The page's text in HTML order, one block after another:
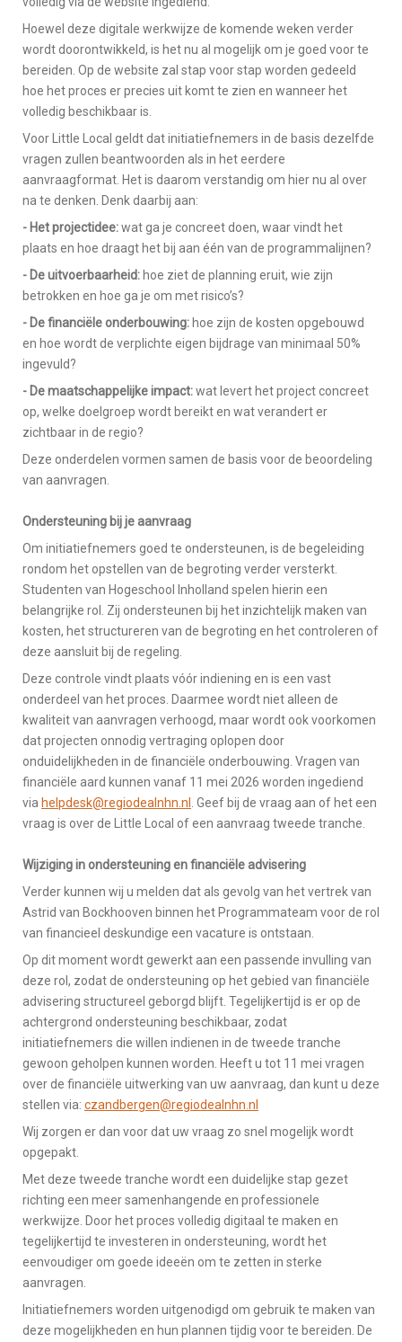
Hoewel deze digitale werkwijze de komende weken verder
wordt doorontwikkeld, is het nu al mogelijk om je goed voor te
bereiden. Op de website zal stap voor stap worden gedeeld
hoe het proces er precies uit komt te zien en wanneer het
volledig beschikbaar is.
Voor Little Local geldt dat initiatiefnemers in de basis dezelfde
vragen zullen beantwoorden als in het eerdere
aanvraagformat. Het is daarom verstandig om hier nu al over
na te denken. Denk daarbij aan:
- Het projectidee:wat ga je concreet doen, waar vindt het
plaats en hoe draagt het bij aan één van de programmalijnen?
- De uitvoerbaarheid:hoe ziet de planning eruit, wie zijn
betrokken en hoe ga je om met risico’s?
- De financiële onderbouwing:hoe zijn de kosten opgebouwd
en hoe wordt de verplichte eigen bijdrage van minimaal 50%
ingevuld?
- De maatschappelijke impact:wat levert het project concreet
op, welke doelgroep wordt bereikt en wat verandert er
zichtbaar in de regio?
Deze onderdelen vormen samen de basis voor de beoordeling
van aanvragen.
Ondersteuning bij je aanvraag
Om initiatiefnemers goed te ondersteunen, is de begeleiding
rondom het opstellen van de begroting verder versterkt.
Studenten van Hogeschool Inholland spelen hierin een
belangrijke rol. Zij ondersteunen bij het inzichtelijk maken van
kosten, het structureren van de begroting en het controleren of
deze aansluit bij de regeling.
Deze controle vindt plaats vóór indiening en is een vast
onderdeel van het proces. Daarmee wordt niet alleen de
kwaliteit van aanvragen verhoogd, maar wordt ook voorkomen
dat projecten onnodig vertraging oplopen door
onduidelijkheden in de financiële onderbouwing. Vragen van
financiële aard kunnen vanaf 11 mei 2026 worden ingediend
via helpdesk@regiodealnhn.nl . Geef bij de vraag aan of het een
vraag is over de Little Local of een aanvraag tweede tranche.
Wijziging in ondersteuning en financiële advisering
Verder kunnen wij u melden dat als gevolg van het vertrek van
Astrid van Bockhooven binnen het Programmateam voor de rol
van financieel deskundige een vacature is ontstaan.
Op dit moment wordt gewerkt aan een passende invulling van
deze rol, zodat de ondersteuning op het gebied van financiële
advisering structureel geborgd blijft. Tegelijkertijd is er op de
achtergrond ondersteuning beschikbaar, zodat
initiatiefnemers die willen indienen in de tweede tranche
gewoon geholpen kunnen worden. Heeft u tot 11 mei vragen
over de financiële uitwerking van uw aanvraag, dan kunt u deze
stellen via: czandbergen@regiodealnhn.nl
Wij zorgen er dan voor dat uw vraag zo snel mogelijk wordt
opgepakt.
Met deze tweede tranche wordt een duidelijke stap gezet
richting een meer samenhangende en professionele
werkwijze. Door het proces volledig digitaal te maken en
tegelijkertijd te investeren in ondersteuning, wordt het
eenvoudiger om goede ideeën om te zetten in sterke
aanvragen.
Initiatiefnemers worden uitgenodigd om gebruik te maken van
deze mogelijkheden en hun plannen tijdig voor te bereiden. De